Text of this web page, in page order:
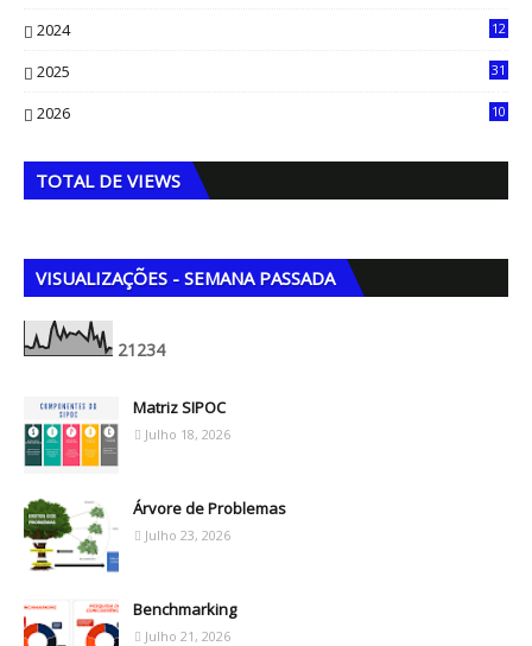
2024
12
2025
31
2026
10
TOTAL DE VIEWS
VISUALIZAÇÕES - SEMANA PASSADA
21234
Matriz SIPOC
Julho 18, 2026
Árvore de Problemas
Julho 23, 2026
Benchmarking
Julho 21, 2026